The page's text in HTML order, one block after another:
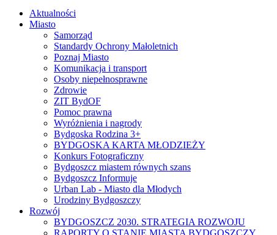
Aktualności
Miasto
Samorząd
Standardy Ochrony Małoletnich
Poznaj Miasto
Komunikacja i transport
Osoby niepełnosprawne
Zdrowie
ZIT BydOF
Pomoc prawna
Wyróżnienia i nagrody
Bydgoska Rodzina 3+
BYDGOSKA KARTA MŁODZIEŻY
Konkurs Fotograficzny
Bydgoszcz miastem równych szans
Bydgoszcz Informuje
Urban Lab - Miasto dla Młodych
Urodziny Bydgoszczy
Rozwój
BYDGOSZCZ 2030. STRATEGIA ROZWOJU
RAPORTY O STANIE MIASTA BYDGOSZCZY